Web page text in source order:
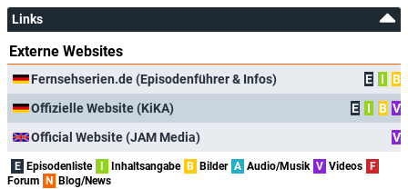
Links
Externe Websites
Fernsehserien.de (Episodenführer & Infos) E I
B
Offizielle Website (KiKA)
E I B V
Official Website (JAM Media)
V
E Episodenliste Inhaltsangabe B Bilder A Audio/Musik V Videos
F
Forum
N Blog/News